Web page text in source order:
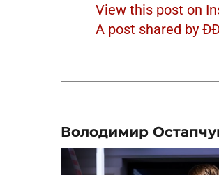
View this post on
A post shared by
Володимир